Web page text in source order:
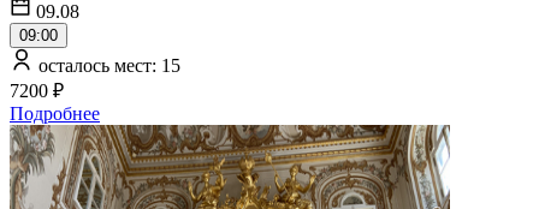
09.08
09:00
осталось мест: 15
7200 ₽
Подробнее